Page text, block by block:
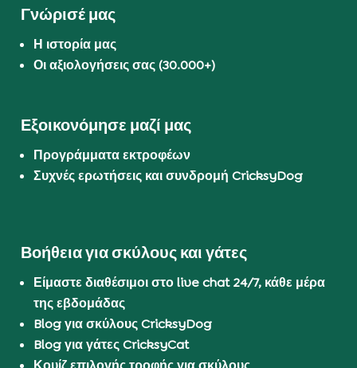
Γνώρισέ μας
Η ιστορία μας
Οι αξιολογήσεις σας (30.000+)
Εξοικονόμησε μαζί μας
Προγράμματα εκτροφέων
Συχνές ερωτήσεις και συνδρομή CricksyDog
Βοήθεια για σκύλους και γάτες
Είμαστε διαθέσιμοι στο live chat 24/7, κάθε μέρα
της εβδομάδας
Blog για σκύλους CricksyDog
Blog για γάτες CricksyCat